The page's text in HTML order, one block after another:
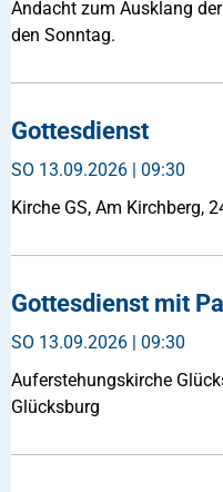
Andacht zum Ausklang
den Sonntag.
Gottesdienst
SO 13.09.2026 | 09:30
Kirche GS, Am Kirchberg,
Gottesdienst mit
SO 13.09.2026 | 09:30
Auferstehungskirche
Glücksburg